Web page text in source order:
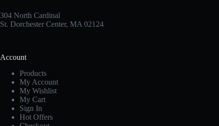
304 North Cardinal
St. Dorchester Center, MA 02124
Account
Products
My Account
My Wishlist
My Cart
Sign In
Hot Offers